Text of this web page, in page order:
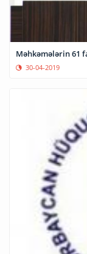
Məhkəmələrin 61
30-04-2019